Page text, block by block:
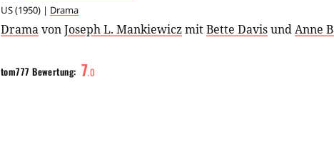
US(1950) | Drama
DramavonJoseph L. MankiewiczmitBette DavisundAnne
tom777 Bewertung: 7.0